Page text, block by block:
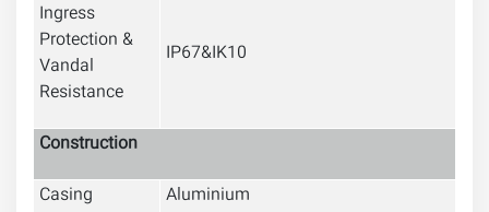
Ingress
Protection &
Vandal
Resistance
IP67&IK10
Construction
Casing
Aluminium